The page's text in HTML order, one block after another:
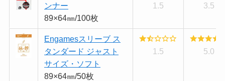
ンナー
89×64㎜/100枚
1.5 3.5
Engamesスリーブ ス
タンダード ジャスト
サイズ・ソフト
89×64㎜/50枚
1.5 5.0